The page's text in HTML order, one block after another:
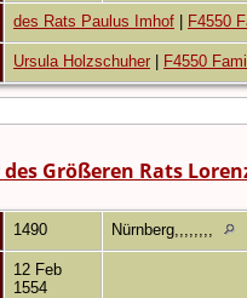
des Rats Paulus Imhof F4550
Ursula Holzschuher F4550
Größeren Rats
1490 Nürnberg,,,,,,,,
12 Feb
1554